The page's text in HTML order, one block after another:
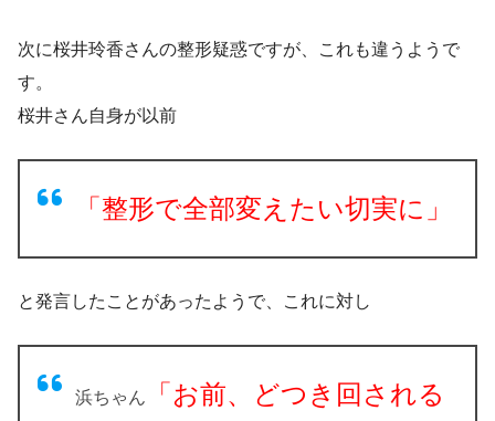
次に桜井玲香さんの整形疑惑ですが、これも違うようで
す。
桜井さん自身が以前
「整形で全部変えたい切実に」
と発言したことがあったようで、これに対し
浜ちゃん
「お前、どつき回される